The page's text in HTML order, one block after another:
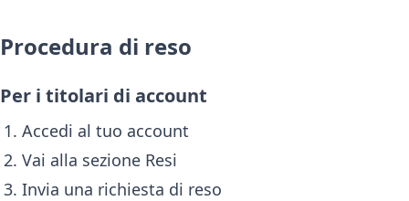
Procedura di reso
Per i titolari di account
Accedi al tuo account
Vai alla sezione Resi
Invia una richiesta di reso